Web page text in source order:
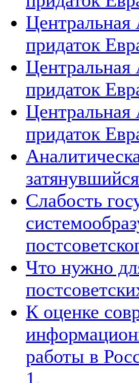
Центральная
придаток
Центральная
придаток
Центральная
придаток
Слабость
Что нужно
К оценке
работы в
1.